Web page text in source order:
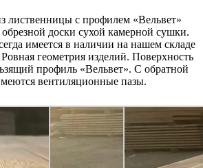
лиственницы с профилем «Вельвет»
обрезной доски сухой камерной сушки.
имеется в наличии на нашем складе
геометрия изделий. Поверхность
профиль «Вельвет». С обратной
вентиляционные пазы.